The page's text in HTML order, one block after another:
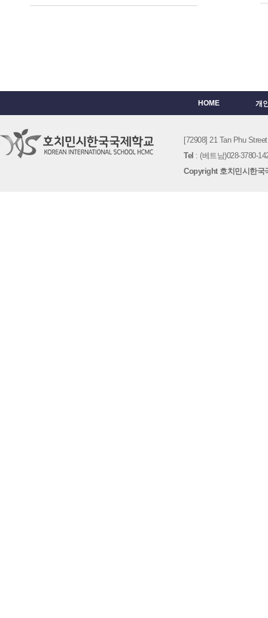
HOME 개
[72908] 21 Tan Phu
Tel : (베트남)028-3780-
Copyright 호치민시한국